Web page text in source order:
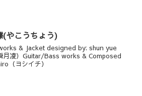
(やこうちょう)
& Jacket designed by: shun yue
月凌）Guitar/Bass works & Composed
（ヨシイチ）